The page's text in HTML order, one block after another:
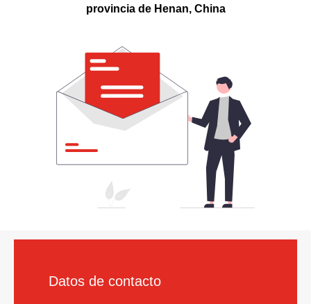
provincia de Henan, China
Datos de contacto